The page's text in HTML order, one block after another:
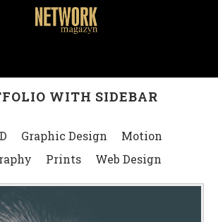
WITH SIDEBAR
Graphic Design
Motion
Prints Web Design